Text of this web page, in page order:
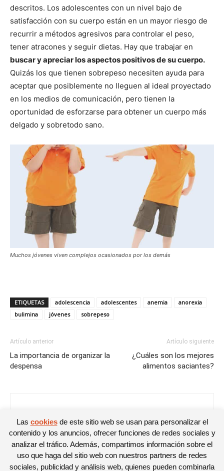
descritos. Los adolescentes con un nivel bajo de
satisfacción con su cuerpo están en un mayor riesgo de
recurrir a métodos agresivos para controlar el peso,
tener atracones y seguir dietas. Hay que trabajar en
buscar y apreciar los aspectos positivos de su cuerpo.
Quizás los que tienen sobrepeso necesiten ayuda para
aceptar que posiblemente no lleguen al ideal proyectado
en los medios de comunicación, pero tienen la
oportunidad de esforzarse para obtener un cuerpo más
delgado y sobretodo sano.
Muchos jóvenes viven complejos ocasionados por los demás
ETIQUETAS adolescencia adolescentes anemia
anorexia
bulimina
jóvenes sobrepeso
Artículo anterior
La importancia de organizar la
despensa
Artículo siguiente
¿Cuáles son los mejores
alimentos saciantes?
Las cookiesde este sitio web se usan para personalizar el
contenido y los anuncios, ofrecer funciones de redes sociales y
analizar el tráfico. Además, compartimos información sobre el
uso que haga del sitio web con nuestros partners de redes
sociales, publicidad y análisis web, quienes pueden combinarla